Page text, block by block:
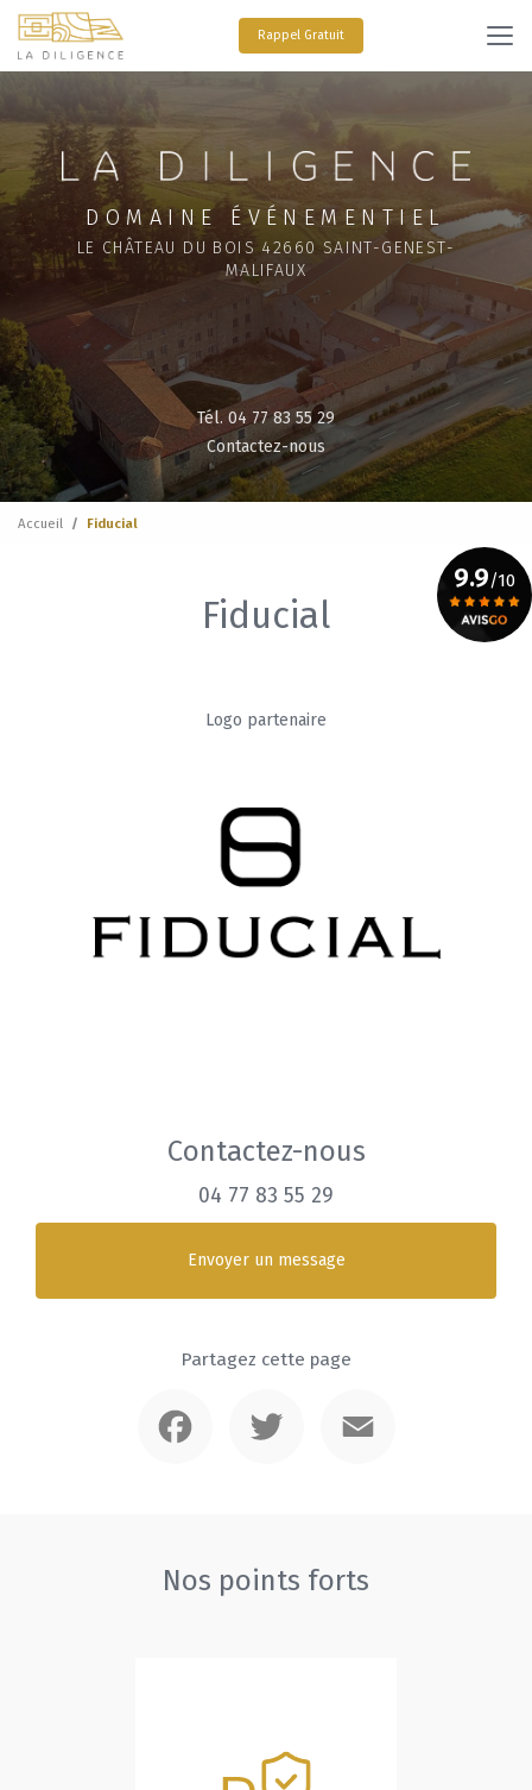
Aller
contenu
Rappel Gratuit
9.9/10
DOMAINE ÉVÉNEMENTIEL
LE CHÂTEAU DU BOIS 42660 SAINT-GENEST-
MALIFAUX
Tél. 04 77 83 55 29
Contactez-nous
Accueil Fiducial
Fiducial
Logo partenaire
Contactez-nous
04 77 83 55 29
Envoyer un message
Partagez cette page
Nos points forts